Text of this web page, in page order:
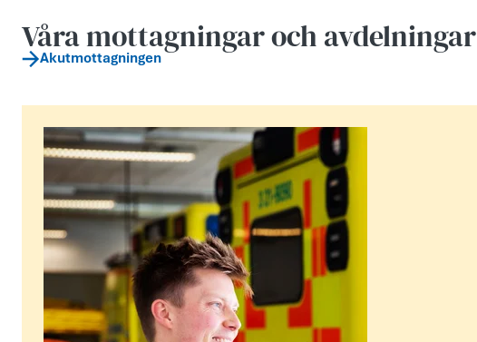
Våra mottagningar och avdelningar
Akutmottagningen